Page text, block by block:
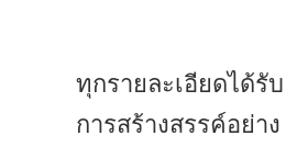
ทุกรายละเอียดได้รับ
การสร้างสรรค์อย่าง